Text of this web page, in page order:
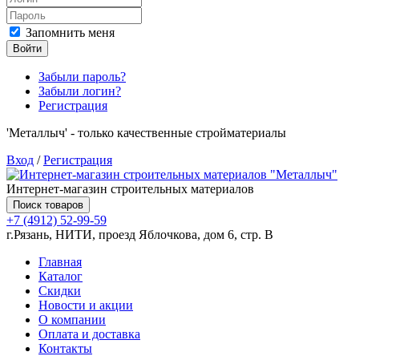
Запомнить меня
Войти
Забыли пароль?
Забыли логин?
Регистрация
'Металлыч' - только качественные стройматериалы
Вход /Регистрация
Интернет-магазин строительных материалов
Поиск товаров
+7 (4912) 52-99-59
г.Рязань, НИТИ, проезд Яблочкова, дом 6, стр. В
Главная
Каталог
Скидки
Новости и акции
О компании
Оплата и доставка
Контакты